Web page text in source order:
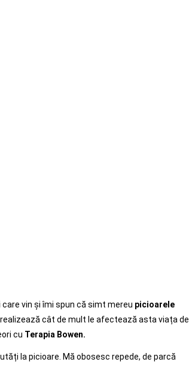
vin și îmi spun că simt mereu picioarele
cât de mult le afectează asta viața de
cu Terapia Bowen.
la picioare. Mă obosesc repede, de parcă